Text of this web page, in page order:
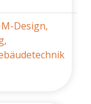
Design,